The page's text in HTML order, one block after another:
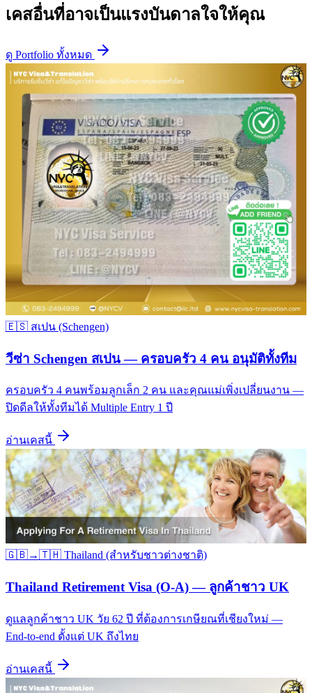
เคสอื่นที่อาจเป็นแรงบันดาลใจให้คุณ
ดู Portfolio ทั้งหมด
🇪🇸 สเปน (Schengen)
วีซ่า Schengen สเปน — ครอบครัว 4 คน อนุมัติทั้งทีม
ครอบครัว 4 คนพร้อมลูกเล็ก 2 คน และคุณแม่เพิ่งเปลี่ยนงาน —
ปิดดีลให้ทั้งทีมได้ Multiple Entry 1 ปี
อ่านเคสนี้
🇬🇧→🇹🇭 Thailand (สำหรับชาวต่างชาติ)
Thailand Retirement Visa (O-A) — ลูกค้าชาว UK
ดูแลลูกค้าชาว UK วัย 62 ปี ที่ต้องการเกษียณที่เชียงใหม่ —
End-to-end ตั้งแต่ UK ถึงไทย
อ่านเคสนี้